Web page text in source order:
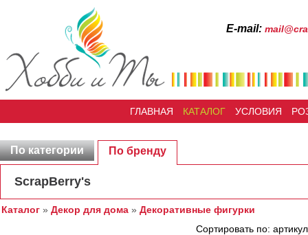
Е-mail:
ГЛАВНАЯ КАТАЛОГ УСЛОВИЯ
По категории По бренду
ScrapBerry's
Каталог » Декор для дома » Декоративные фигурки
Сортировать по: